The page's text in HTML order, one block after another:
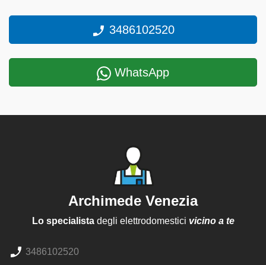
3486102520
WhatsApp
Archimede Venezia
Lo specialistadegli elettrodomestici vicino a te
3486102520